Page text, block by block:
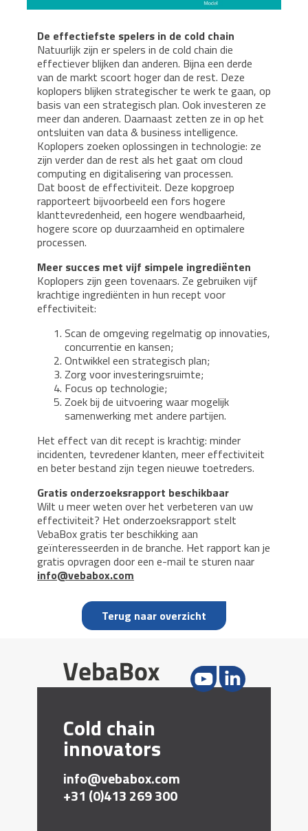
De effectiefste spelers in de cold chain
Natuurlijk zijn er spelers in de cold chain die
effectiever blijken dan anderen. Bijna een derde
van de markt scoort hoger dan de rest. Deze
koplopers blijken strategischer te werk te gaan, op
basis van een strategisch plan. Ook investeren ze
meer dan anderen. Daarnaast zetten ze in op het
ontsluiten van data & business intelligence.
Koplopers zoeken oplossingen in technologie: ze
zijn verder dan de rest als het gaat om cloud
computing en digitalisering van processen.
Dat boost de effectiviteit. Deze kopgroep
rapporteert bijvoorbeeld een fors hogere
klanttevredenheid, een hogere wendbaarheid,
hogere score op duurzaamheid en optimalere
processen.
Meer succes met vijf simpele ingrediënten
Koplopers zijn geen tovenaars. Ze gebruiken vijf
krachtige ingrediënten in hun recept voor
effectiviteit:
Scan de omgeving regelmatig op innovaties,
concurrentie en kansen;
Ontwikkel een strategisch plan;
Zorg voor investeringsruimte;
Focus op technologie;
Zoek bij de uitvoering waar mogelijk
samenwerking met andere partijen.
Het effect van dit recept is krachtig: minder
incidenten, tevredener klanten, meer effectiviteit
en beter bestand zijn tegen nieuwe toetreders.
Gratis onderzoeksrapport beschikbaar
Wilt u meer weten over het verbeteren van uw
effectiviteit? Het onderzoeksrapport stelt
VebaBox gratis ter beschikking aan
geïnteresseerden in de branche. Het rapport kan je
gratis opvragen door een e-mail te sturen naar
info@vebabox.com
Terug naar overzicht
Cold chain
innovators
info@vebabox.com
+31 (0)413 269 300